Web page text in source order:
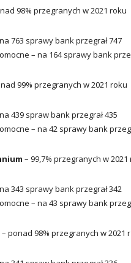
98% przegranych w 2021 roku
763 sprawy bank przegrał 747
– na 164 sprawy bank
99% przegranych w 2021 roku
439 spraw bank przegrał 435
– na 42 sprawy bank
– 99,7% przegranych w 2021
343 sprawy bank przegrał 342
– na 43 sprawy bank
– ponad 98% przegranych w 2021